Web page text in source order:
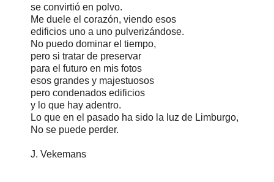
se convirtió en polvo.
Me duele el corazón, viendo esos
edificios uno a uno pulverizándose.
No puedo dominar el tiempo,
pero si tratar de preservar
para el futuro en mis fotos
esos grandes y majestuosos
pero condenados edificios
y lo que hay adentro.
Lo que en el pasado ha sido la luz de Limburgo,
No se puede perder.
J. Vekemans